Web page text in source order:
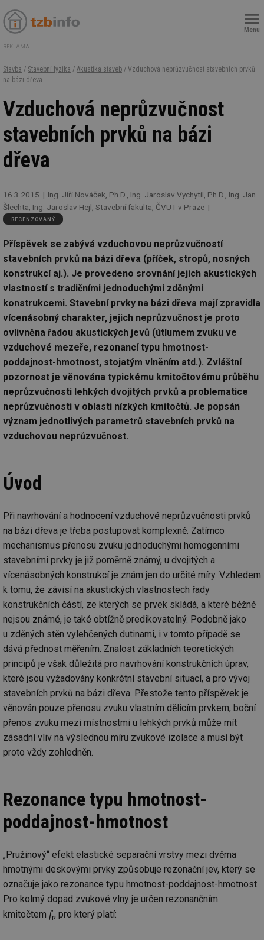
Menu
REKLAMA
Stavba / Stavební fyzika / Akustika staveb / Vzduchová neprůzvučnost stavebních prvků
na bázi dřeva
Vzduchová neprůzvučnost
stavebních prvků na bázi
dřeva
16.3.2015
Ing. Jiří Nováček, Ph.D., Ing. Jaroslav Vychytil, Ph.D., Ing. Jan
Šlechta, Ing. Jaroslav Hejl, Stavební fakulta, ČVUT v Praze
RECENZOVANÝ
Příspěvek se zabývá vzduchovou neprůzvučností
stavebních prvků na bázi dřeva (příček, stropů, nosných
konstrukcí aj.). Je provedeno srovnání jejich akustických
vlastností s tradičními jednoduchými zděnými
konstrukcemi. Stavební prvky na bázi dřeva mají zpravidla
vícenásobný charakter, jejich neprůzvučnost je proto
ovlivněna řadou akustických jevů (útlumem zvuku ve
vzduchové mezeře, rezonancí typu hmotnost-
poddajnost-hmotnost, stojatým vlněním atd.). Zvláštní
pozornost je věnována typickému kmitočtovému průběhu
neprůzvučnosti lehkých dvojitých prvků a problematice
neprůzvučnosti v oblasti nízkých kmitočtů. Je popsán
význam jednotlivých parametrů stavebních prvků na
vzduchovou neprůzvučnost.
Úvod
Při navrhování a hodnocení vzduchové neprůzvučnosti prvků
na bázi dřeva je třeba postupovat komplexně. Zatímco
mechanismus přenosu zvuku jednoduchými homogenními
stavebními prvky je již poměrně známý, u dvojitých a
vícenásobných konstrukcí je znám jen do určité míry. Vzhledem
k tomu, že závisí na akustických vlastnostech řady
konstrukčních částí, ze kterých se prvek skládá, a které běžně
nejsou známé, je také obtížně predikovatelný. Podobně jako
u zděných stěn vylehčených dutinami, i v tomto případě se
dává přednost měřením. Znalost základních teoretických
principů je však důležitá pro navrhování konstrukčních úprav,
které jsou vyžadovány konkrétní stavební situací, a pro vývoj
stavebních prvků na bázi dřeva. Přestože tento příspěvek je
věnován pouze přenosu zvuku vlastním dělicím prvkem, boční
přenos zvuku mezi místnostmi u lehkých prvků může mít
zásadní vliv na výslednou míru zvukové izolace a musí být
proto vždy zohledněn.
Rezonance typu hmotnost-
poddajnost-hmotnost
„Pružinový“ efekt elastické separační vrstvy mezi dvěma
hmotnými deskovými prvky způsobuje rezonační jev, který se
označuje jako rezonance typu hmotnost-poddajnost-hmotnost.
Pro kolmý dopad zvukové vlny je určen rezonančním
kmitočtem fr, pro který platí: